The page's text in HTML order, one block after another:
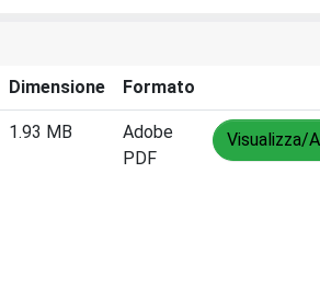
Dimensione Formato
1.93 MB
Adobe
PDF
Visualizza/